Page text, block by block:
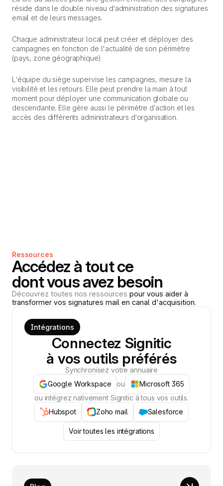
réside dans le double niveau d’administration des signatures
email et de leurs messages.
Chaque administrateur local peut créer et déployer des
campagnes en fonction de l'actualité de son périmètre
(pays, zone géographique)
L’équipe du siège supervise les campagnes, mesure la
visibilité et les retours. Elle peut prendre la main à tout
moment pour déployer une communication globale ou
descendante. Elle gère aussi le périmètre d’action et les
accès des différents administrateurs d’organisation.
Ressources
Accédez à tout ce
dont vous avez besoin
Découvrez toutes nos ressources pour vous aider à
transformer vos signatures mail en canal d'acquisition.
Intégrations
Connectez Signitic
à vos outils préférés
Synchronisez votre annuaire
Google Workspace
ou
Microsoft 365
ou intégrez nativement Signitic à tous vos outils.
Hubspot
Zoho mail Salesforce
Voir toutes les intégrations